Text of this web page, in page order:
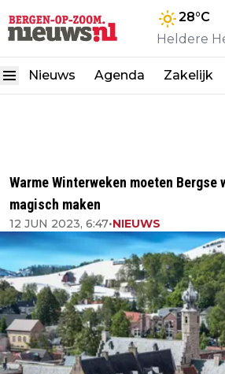
28°C
Heldere
Nieuws Agenda Zakelijk
Warme Winterweken moeten Bergse
magisch maken
12 JUN 2023, 6:47•NIEUWS